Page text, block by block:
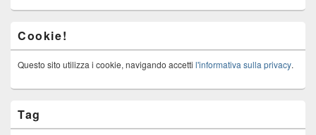
Cookie!
Questo sito utilizza i cookie, navigando accetti l'informativa sulla privacy.
Tag